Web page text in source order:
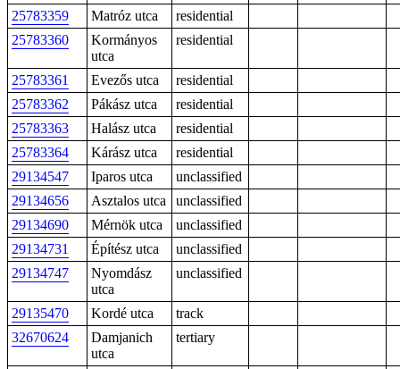
25783359 Matróz utca
residential
25783360
Kormányos
utca
residential
25783361 Evezős utca
residential
25783362
Pákász utca
residential
25783363
Halász utca
residential
25783364
Kárász utca
residential
29134547
Iparos utca
unclassified
29134656
Asztalos utca
unclassified
29134690
Mérnök utca
unclassified
29134731
Építész utca
unclassified
29134747
Nyomdász
utca
unclassified
29135470 Kordé utca
track
32670624
Damjanich
utca
tertiary